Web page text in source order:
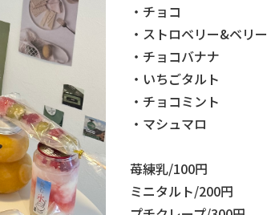
・チョコ
・ストロベリー&ベリー
・チョコバナナ
・いちごタルト
・チョコミント
・マシュマロ
苺練乳/100円
ミニタルト/200円